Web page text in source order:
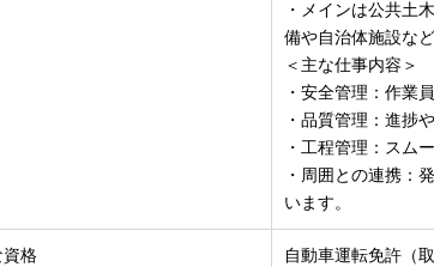
・メインは公共土
備や自治体施設な
＜主な仕事内容＞
・安全管理：作業
・品質管理：進捗
・工程管理：スム
・周囲との連携：
います。
資格
自動車運転免許（